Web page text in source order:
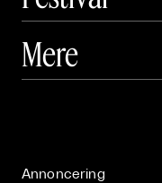
 Art Matter Festival
Mere
Annoncering